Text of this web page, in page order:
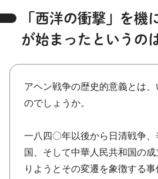
ABOUT
keyword
「西洋の衝撃」を機
が始まったというの
アヘン戦争の歴史的意義とは
のでしょうか。
一八四〇年以後から日清戦争
国、そして中華人民共和国の
りようとその変遷を象徴する